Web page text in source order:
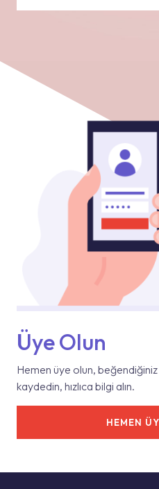
Üye Olun
Hemen üye olun,
kaydedin, hızlıca bilgi alın.
HEMEN